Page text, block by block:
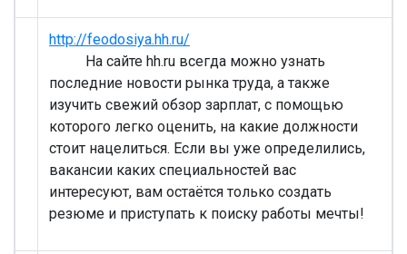
http://feodosiya.hh.ru/
На сайте hh.ru всегда можно узнать
последние новости рынка труда, а также
изучить свежий обзор зарплат, с помощью
которого легко оценить, на какие должности
стоит нацелиться. Если вы уже определились,
вакансии каких специальностей вас
интересуют, вам остаётся только создать
резюме и приступать к поиску работы мечты!